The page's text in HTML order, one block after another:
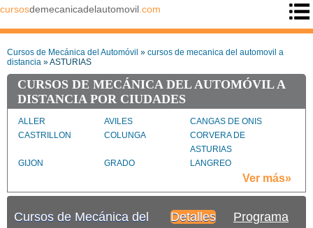
cursosdemecanicadelautomovil .com
Cursos de Mecánica del Automóvil » cursos de mecanica del automovil a
distancia » ASTURIAS
CURSOS DE MECÁNICA DEL AUTOMÓVIL A
DISTANCIA POR CIUDADES
ALLER AVILES
CANGAS DE ONIS
CASTRILLON
COLUNGA
CORVERA DE
ASTURIAS
GIJON
GRADO
LANGREO
LLANES
MIERES
NAVIA
PRAVIA
RIBADESELLA
RIBERA DE ARRIBA
Ver más»
Detalles Programa
Cursos de Mecánica del